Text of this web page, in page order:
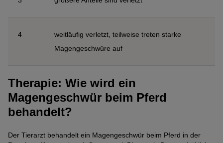
4
weitläufig verletzt, teilweise treten starke
Magengeschwüre auf
Therapie: Wie wird ein
Magengeschwür beim Pferd
behandelt?
Der Tierarzt behandelt ein Magengeschwür beim Pferd in der